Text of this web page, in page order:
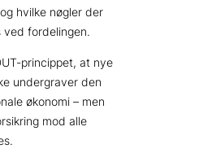
hvilke nøgler der
ved fordelingen.
princippet, at nye
undergraver den
økonomi – men
mod alle